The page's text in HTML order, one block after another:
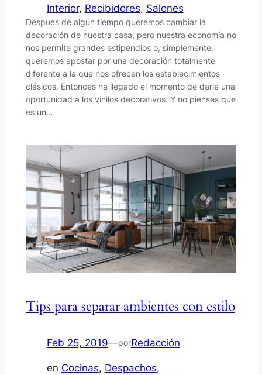
Interior, Recibidores, Salones
Después de algún tiempo queremos cambiar la
decoración de nuestra casa, pero nuestra economía no
nos permite grandes estipendios o, simplemente,
queremos apostar por una decoración totalmente
diferente a la que nos ofrecen los establecimientos
clásicos. Entonces ha llegado el momento de darle una
oportunidad a los vinilos decorativos. Y no pienses que
es un…
Tips para separar ambientes con estilo
Feb 25, 2019—porRedacción
en Cocinas, Despachos